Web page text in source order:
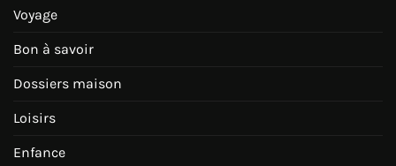
Voyage
Bon à savoir
Dossiers maison
Loisirs
Enfance